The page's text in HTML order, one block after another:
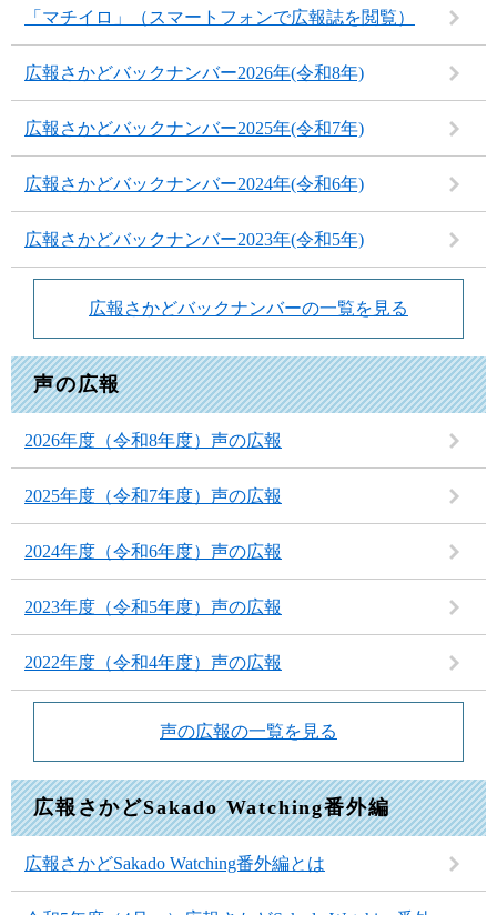
「マチイロ」（スマートフォンで広報誌を閲覧）
広報さかどバックナンバー2026年(令和8年)
広報さかどバックナンバー2025年(令和7年)
広報さかどバックナンバー2024年(令和6年)
広報さかどバックナンバー2023年(令和5年)
広報さかどバックナンバーの一覧を見る
声の広報
2026年度（令和8年度）声の広報
2025年度（令和7年度）声の広報
2024年度（令和6年度）声の広報
2023年度（令和5年度）声の広報
2022年度（令和4年度）声の広報
声の広報の一覧を見る
広報さかどSakado Watching番外編
広報さかどSakado Watching番外編とは